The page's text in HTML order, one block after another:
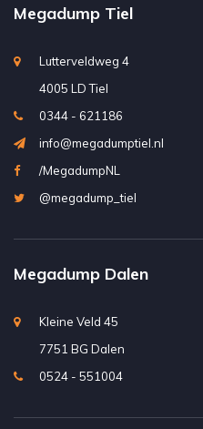
Megadump Tiel
Lutterveldweg 4
4005 LD Tiel
0344 - 621186
info@megadumptiel.nl
/MegadumpNL
@megadump_tiel
Megadump Dalen
Kleine Veld 45
7751 BG Dalen
0524 - 551004